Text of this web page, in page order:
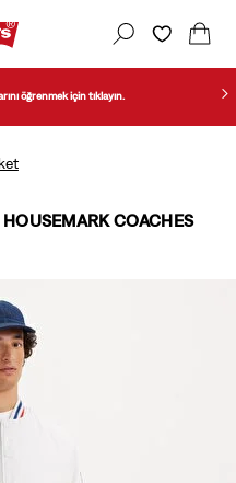
öğrenmek için tıklayın.
COACHES